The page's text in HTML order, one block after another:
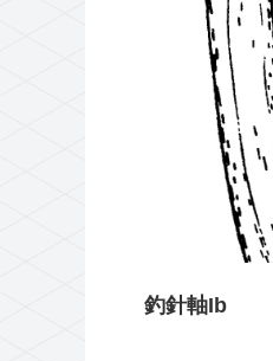
釣針軸Ib